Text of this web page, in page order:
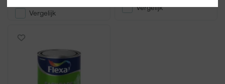
Vergelijk
Vergelijk